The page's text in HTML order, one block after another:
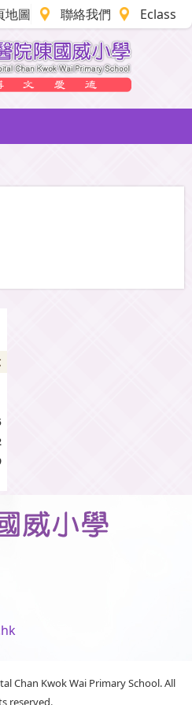
地圖 聯絡我們 Eclass
Chan Kwok Wai Primary School. All
reserved.